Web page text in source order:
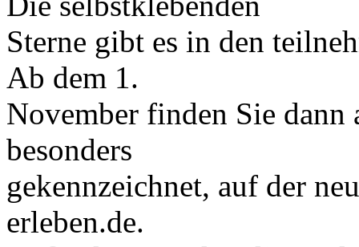
Sterne gibt es in den
Ab dem 1.
November finden Sie dann
besonders
gekennzeichnet, auf der
erleben.de.